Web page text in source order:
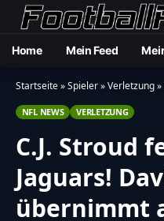
Home Mein Feed
Startseite»Spieler»Verletzung»
NFL NEWS VERLETZUNG
C.J. Stroud
Jaguars!
übernimmt